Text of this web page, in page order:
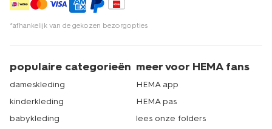
*afhankelijk van de gekozen bezorgopties
populaire categorieën
dameskleding
kinderkleding
babykleding
meer voor HEMA fans
HEMA app
HEMA pas
lees onze folders